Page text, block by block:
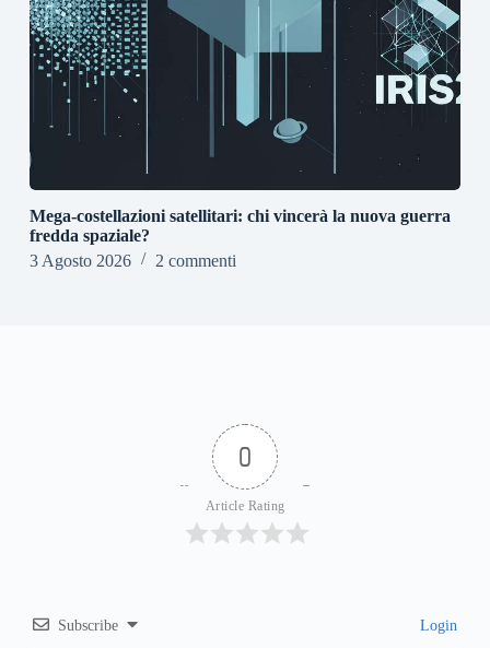
Mega-costellazioni satellitari: chi vincerà la nuova guerra
fredda spaziale?
3 Agosto 2026
2 commenti
0
Article Rating
Subscribe Login